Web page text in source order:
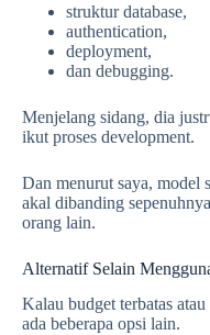
struktur database,
authentication,
deployment,
dan debugging.
Menjelang sidang, dia
ikut proses development.
Dan menurut saya, model
akal dibanding
orang lain.
Alternatif Selain
Kalau budget terbatas
ada beberapa opsi lain.